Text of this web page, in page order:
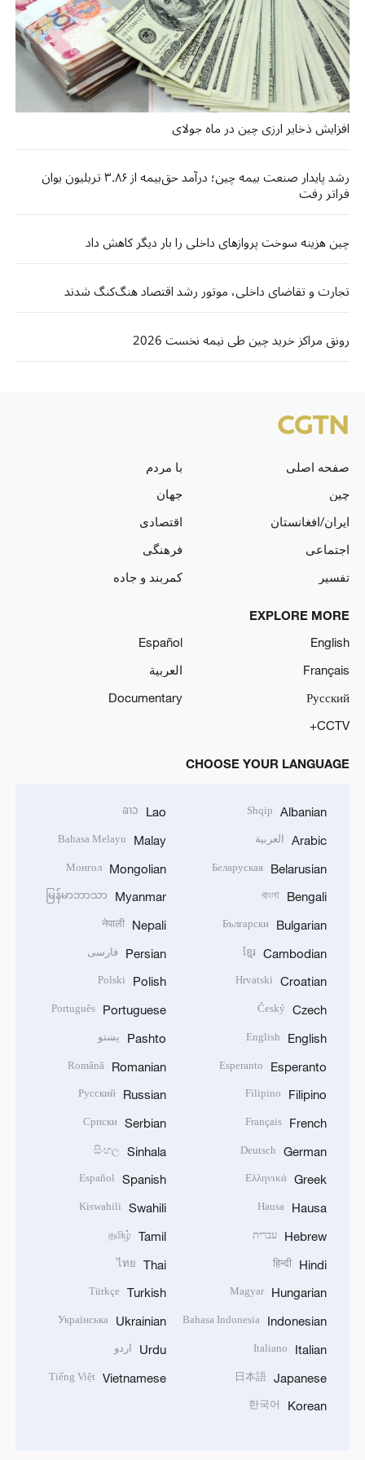
افزایش ذخایر ارزی چین در ماه جولای
رشد پایدار صنعت بیمه چین؛ درآمد حق‌بیمه از ۳.۸۶ تریلیون یوان
فراتر رفت
چین هزینه سوخت پروازهای داخلی را بار دیگر کاهش داد
تجارت و تقاضای داخلی، موتور رشد اقتصاد هنگ‌کنگ شدند
رونق مراکز خرید چین طی نیمه نخست 2026
صفحه اصلی
با مردم
چین
جهان
ایران/افغانستان
اقتصادی
اجتماعی
فرهنگی
تفسیر
کمربند و جاده
EXPLORE MORE
English
Español
Français
العربية
Русский
Documentary
CCTV+
CHOOSE YOUR LANGUAGE
Albanian
Shqip
Arabic العربية
Belarusian
Беларуская
Bengali
বাংলা
Bulgarian
Български
Cambodian
ខ្មែរ
Croatian
Hrvatski
Czech
Český
English
English
Esperanto
Esperanto
Filipino
Filipino
French
Français
German
Deutsch
Greek
Ελληνικά
Hausa
Hausa
Hebrew עברית
Hindi
हिन्दी
Hungarian
Magyar
Indonesian
Bahasa Indonesia
Italian
Italiano
Japanese
日本語
Korean
한국어
Lao
ລາວ
Malay
Bahasa Melayu
Mongolian
Монгол
Myanmar
မြန်မာဘာသာ
Nepali
नेपाली
Persian فارسی
Polish
Polski
Portuguese
Português
Pashto پښتو
Romanian
Română
Russian
Русский
Serbian
Српски
Sinhala
සිංහල
Spanish
Español
Swahili
Kiswahili
Tamil
தமிழ்
Thai
ไทย
Turkish
Türkçe
Ukrainian
Українська
Urdu اردو
Vietnamese
Tiếng Việt